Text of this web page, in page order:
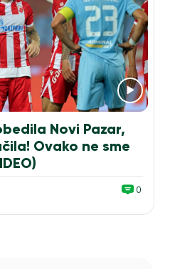
Novi Pazar,
Ovako ne sme
0